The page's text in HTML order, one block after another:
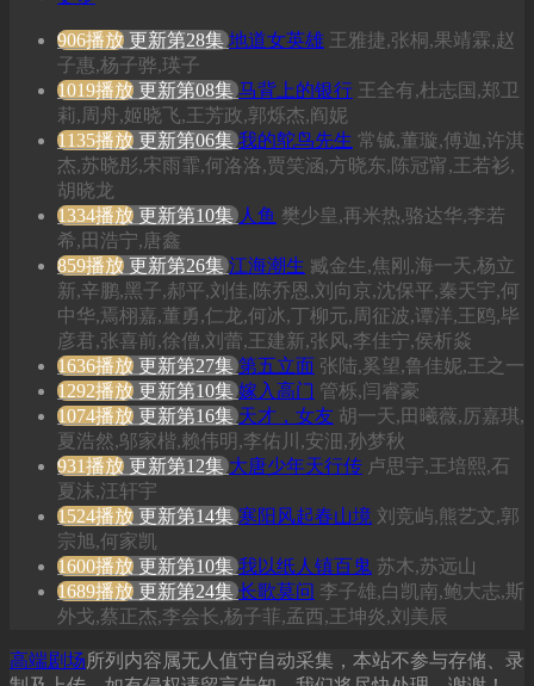
906播放 更新第28集 地道女英雄 王雅捷,张桐,果靖霖,赵
子惠,杨子骅,瑛子
1019播放 更新第08集 马背上的银行 王全有,杜志国,郑卫
莉,周舟,姬晓飞,王芳政,郭烁杰,阎妮
1135播放 更新第06集 我的鸵鸟先生 常铖,董璇,傅迦,许淇
杰,苏晓彤,宋雨霏,何洛洛,贾笑涵,方晓东,陈冠甯,王若衫,
胡晓龙
1334播放 更新第10集 人鱼 樊少皇,再米热,骆达华,李若
希,田浩宁,唐鑫
859播放 更新第26集 江海潮生 臧金生,焦刚,海一天,杨立
新,辛鹏,黑子,郝平,刘佳,陈乔恩,刘向京,沈保平,秦天宇,何
中华,焉栩嘉,董勇,仁龙,何冰,丁柳元,周征波,谭洋,王鸥,毕
彦君,张喜前,徐僧,刘蕾,王建新,张风,李佳宁,侯析焱
1636播放 更新第27集 第五立面 张陆,奚望,鲁佳妮,王之一
1292播放 更新第10集 嫁入高门 管栎,闫睿豪
1074播放 更新第16集 天才，女友 胡一天,田曦薇,厉嘉琪,
夏浩然,邬家楷,赖伟明,李佑川,安沺,孙梦秋
931播放 更新第12集 大唐少年天行传 卢思宇,王培熙,石
夏沫,汪轩宇
1524播放 更新第14集 寒阳风起春山境 刘竞屿,熊艺文,郭
宗旭,何家凯
1600播放 更新第10集 我以纸人镇百鬼 苏木,苏远山
1689播放 更新第24集 长歌莫问 李子雄,白凯南,鲍大志,斯
外戈,蔡正杰,李会长,杨子菲,孟西,王坤炎,刘美辰
高端剧场所列内容属无人值守自动采集，本站不参与存储、录